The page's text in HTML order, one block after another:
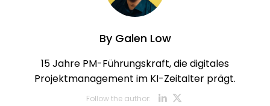
ByGalen Low
15 Jahre PM-Führungskraft, die digitales
Projektmanagement im KI-Zeitalter prägt.
Follow the author: Opens new